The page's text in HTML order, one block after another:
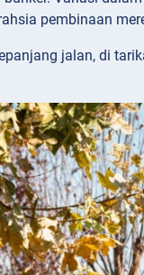
pembinaan
jalan, di